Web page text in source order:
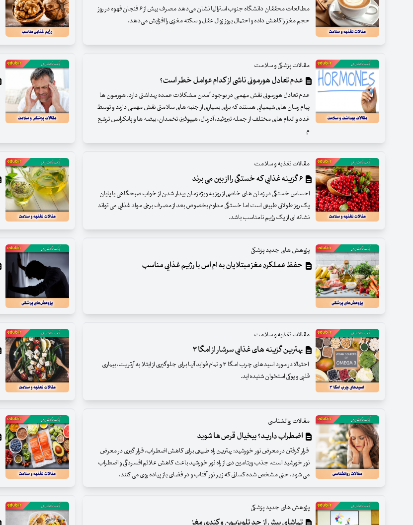
مطالعات محققان دانشگاه جنوب استرالیا نشان می‌دهد مصرف بیش از ۶ فنجان قهوه در روز
حجم مغز را کاهش داده و احتمال بروز زوال عقل و سکته مغزی را افزایش می‌دهد.
مقالات پزشکی و سلامت
عدم تعادل هورمونی ناشی از کدام عوامل خطر است؟
عدم تعادل هورمونی نقش مهمی در بوجود آمدن مشکلات عمده بهداشتی دارد. هورمون ها
پیام رسان های شیمیایی هستند که برای بسیاری از جنبه های سلامتی نقش مهمی دارند و توسط
غدد و اندام های مختلف از جمله تیروئید، آدرنال، هیپوفیز، تخمدان، بیضه ها و پانکرانس ترشح
م
مقالات تغذیه و سلامت
احساس خستگی در زمان های خاصی از روز به ویژه زمان بیدار شدن از خواب صبحگاهی یا پایان
یک روز طولانی طبیعی است اما خستگی مداوم بخصوص بعد از مصرف برخی مواد غذایی می تواند
نشانه ای از یک رژیم نامناسب باشد.
پژوهش های جدید پزشکی
حفظ عملکرد مغز مبتلایان به ام اس با رژیم غذایی مناسب
مقالات تغذیه و سلامت
بهترین گزینه های غذایی سرشار از امگا ۳
احتمالا در مورد اسیدهای چرب امگا ۳ و تمام فواید آنها برای جلوگیری از ابتلا به آرتریت، بیماری
قلبی و پوکی استخوان شنیده اید.
مقالات روانشناسی
اضطراب دارید؟ بیخیال قرص‌ها شوید
قرار گرفتن در معرض نور خورشید: بهترین راه طبیعی برای کاهش اضطراب، قرار گیری در معرض
نور خورشید است. جذب ویتامین دی از راه نور خورشید باعث کاهش علائم افسردگی و اضطراب
می شود. حتی مشخص شده کسانی که زیر نور آفتاب و در فضای باز پیاده روی می کنند،
پژوهش های جدید پزشکی
تماشای بیش از حد تلویزیون و کندی مغز